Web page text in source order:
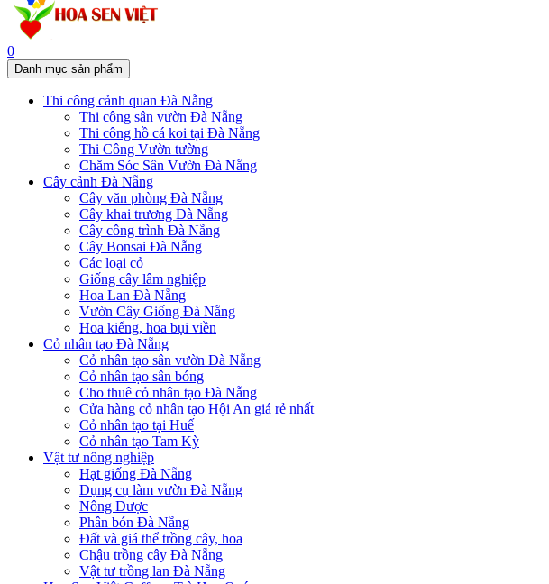
0
Danh mục sản phẩm
Thi công cảnh quan Đà Nẵng
Thi công sân vườn Đà Nẵng
Thi công hồ cá koi tại Đà Nẵng
Thi Công Vườn tường
Chăm Sóc Sân Vườn Đà Nẵng
Cây cảnh Đà Nẵng
Cây văn phòng Đà Nẵng
Cây khai trương Đà Nẵng
Cây công trình Đà Nẵng
Cây Bonsai Đà Nẵng
Các loại cỏ
Giống cây lâm nghiệp
Hoa Lan Đà Nẵng
Vườn Cây Giống Đà Nẵng
Hoa kiểng, hoa bụi viền
Cỏ nhân tạo Đà Nẵng
Cỏ nhân tạo sân vườn Đà Nẵng
Cỏ nhân tạo sân bóng
Cho thuê cỏ nhân tạo Đà Nẵng
Cửa hàng cỏ nhân tạo Hội An giá rẻ nhất
Cỏ nhân tạo tại Huế
Cỏ nhân tạo Tam Kỳ
Vật tư nông nghiệp
Hạt giống Đà Nẵng
Dụng cụ làm vườn Đà Nẵng
Nông Dược
Phân bón Đà Nẵng
Đất và giá thể trồng cây, hoa
Chậu trồng cây Đà Nẵng
Vật tư trồng lan Đà Nẵng